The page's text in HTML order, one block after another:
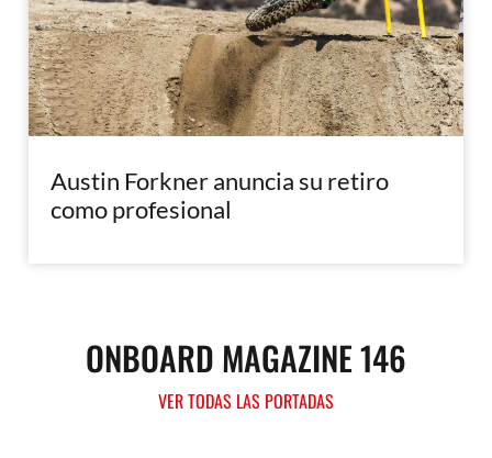
Austin Forkner anuncia su retiro
como profesional
ONBOARD MAGAZINE 146
VER TODAS LAS PORTADAS